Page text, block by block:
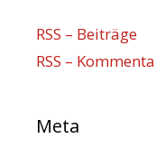
RSS – Beiträge
RSS –
Meta